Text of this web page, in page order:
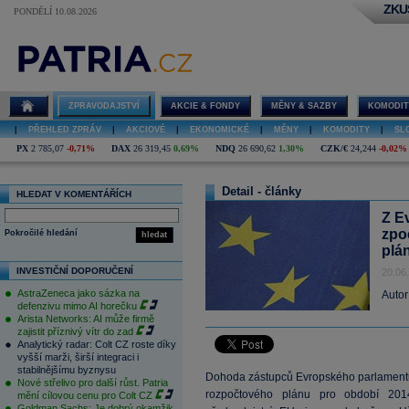
PONDĚLÍ 10.08.2026
ZPRAVODAJSTVÍ AKCIE & FONDY MĚNY & SAZBY
PŘEHLED ZPRÁV AKCIOVÉ EKONOMICKÉ MĚNY KOMODITY
PX 2 785,07 -0,71% DAX 26 319,45 0,69% NDQ 26 690,62 1,30% CZK/€ 24,244 -0,02%
HLEDAT V KOMENTÁŘÍCH
hledat
Pokročilé hledání
INVESTIČNÍ DOPORUČENÍ
AstraZeneca jako sázka na
defenzivu mimo AI horečku
Arista Networks: AI může firmě
zajistit příznivý vítr do zad
Analytický radar: Colt CZ roste díky
vyšší marži, širší integraci i
stabilnějšímu byznysu
Nové střelivo pro další růst. Patria
mění cílovou cenu pro Colt CZ
Detail - články
Z
Dohoda zástupců Evropského
rozpočtového plánu pro období